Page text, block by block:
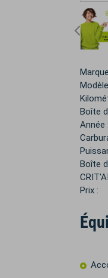
Boîte
Année :
Boîte
Prix :